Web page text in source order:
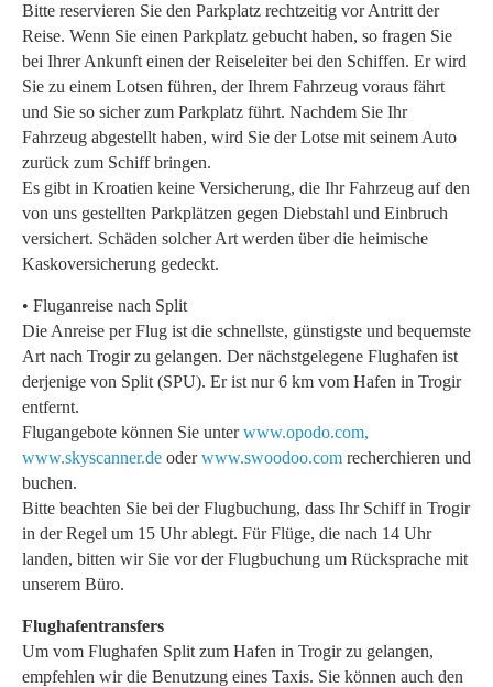
Bitte reservieren Sie den Parkplatz rechtzeitig vor Antritt der
Reise. Wenn Sie einen Parkplatz gebucht haben, so fragen Sie
bei Ihrer Ankunft einen der Reiseleiter bei den Schiffen. Er wird
Sie zu einem Lotsen führen, der Ihrem Fahrzeug voraus fährt
und Sie so sicher zum Parkplatz führt. Nachdem Sie Ihr
Fahrzeug abgestellt haben, wird Sie der Lotse mit seinem Auto
zurück zum Schiff bringen.
Es gibt in Kroatien keine Versicherung, die Ihr Fahrzeug auf den
von uns gestellten Parkplätzen gegen Diebstahl und Einbruch
versichert. Schäden solcher Art werden über die heimische
Kaskoversicherung gedeckt.
• Fluganreise nach Split
Die Anreise per Flug ist die schnellste, günstigste und bequemste
Art nach Trogir zu gelangen. Der nächstgelegene Flughafen ist
derjenige von Split (SPU). Er ist nur 6 km vom Hafen in Trogir
entfernt.
Flugangebote können Sie unterwww.opodo.com,
www.skyscanner.de oderwww.swoodoo.com recherchieren und
buchen.
Bitte beachten Sie bei der Flugbuchung, dass Ihr Schiff in Trogir
in der Regel um 15 Uhr ablegt. Für Flüge, die nach 14 Uhr
landen, bitten wir Sie vor der Flugbuchung um Rücksprache mit
unserem Büro.
Flughafentransfers
Um vom Flughafen Split zum Hafen in Trogir zu gelangen,
empfehlen wir die Benutzung eines Taxis. Sie können auch den